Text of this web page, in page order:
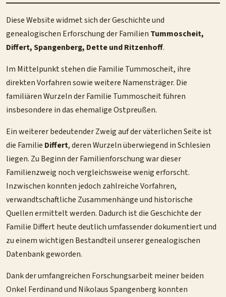
Diese Website widmet sich der Geschichte und
genealogischen Erforschung der Familien Tummoscheit,
Differt, Spangenberg, Dette und Ritzenhoff.
Im Mittelpunkt stehen die Familie Tummoscheit, ihre
direkten Vorfahren sowie weitere Namensträger. Die
familiären Wurzeln der Familie Tummoscheit führen
insbesondere in das ehemalige Ostpreußen.
Ein weiterer bedeutender Zweig auf der väterlichen Seite ist
die Familie Differt, deren Wurzeln überwiegend in Schlesien
liegen. Zu Beginn der Familienforschung war dieser
Familienzweig noch vergleichsweise wenig erforscht.
Inzwischen konnten jedoch zahlreiche Vorfahren,
verwandtschaftliche Zusammenhänge und historische
Quellen ermittelt werden. Dadurch ist die Geschichte der
Familie Differt heute deutlich umfassender dokumentiert und
zu einem wichtigen Bestandteil unserer genealogischen
Datenbank geworden.
Dank der umfangreichen Forschungsarbeit meiner beiden
Onkel Ferdinand und Nikolaus Spangenberg konnten